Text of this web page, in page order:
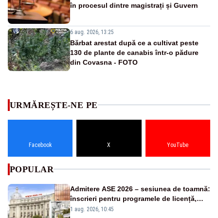
în procesul dintre magistrați și Guvern
6 aug. 2026, 13:25
Bărbat arestat după ce a cultivat peste
130 de plante de canabis într-o pădure
din Covasna - FOTO
URMĂREȘTE-NE PE
Facebook X YouTube
POPULAR
Admitere ASE 2026 – sesiunea de toamnă:
înscrieri pentru programele de licență,
masterat și doctorat
1 aug. 2026, 10:45